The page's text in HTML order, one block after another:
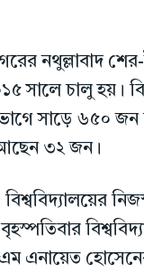
নথুল্লাবাদ
সালে চালু হয়।
সাড়ে ৬৫০ জন
৩২ জন।
বিশ্ববিদ্যালয়ের
এনায়েত